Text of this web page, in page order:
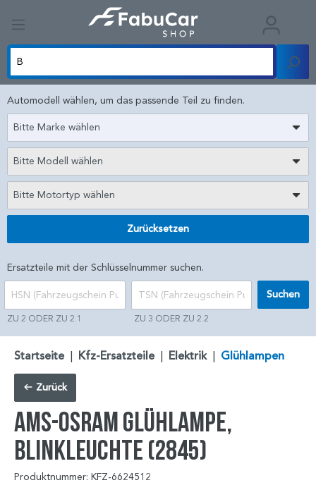
Automodell wählen, um das passende Teil zu finden.
Bitte Marke wählen
Bitte Modell wählen
Bitte Motortyp wählen
Zurücksetzen
Ersatzteile mit der Schlüsselnummer suchen.
ZU 2 ODER ZU 2.1 ZU 3 ODER ZU 2.2
Suchen
Startseite | Kfz-Ersatzteile | Elektrik | Glühlampen
Zurück
ams-OSRAM Glühlampe,
Blinkleuchte (2845)
Produktnummer: KFZ-6624512